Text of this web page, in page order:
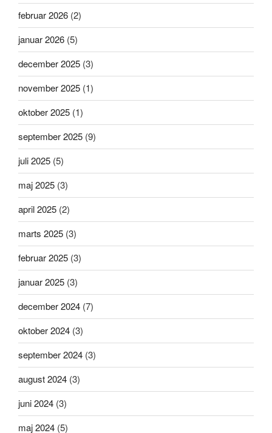
februar 2026 (2)
januar 2026 (5)
december 2025 (3)
november 2025 (1)
oktober 2025 (1)
september 2025 (9)
juli 2025 (5)
maj 2025 (3)
april 2025 (2)
marts 2025 (3)
februar 2025 (3)
januar 2025 (3)
december 2024 (7)
oktober 2024 (3)
september 2024 (3)
august 2024 (3)
juni 2024 (3)
maj 2024 (5)